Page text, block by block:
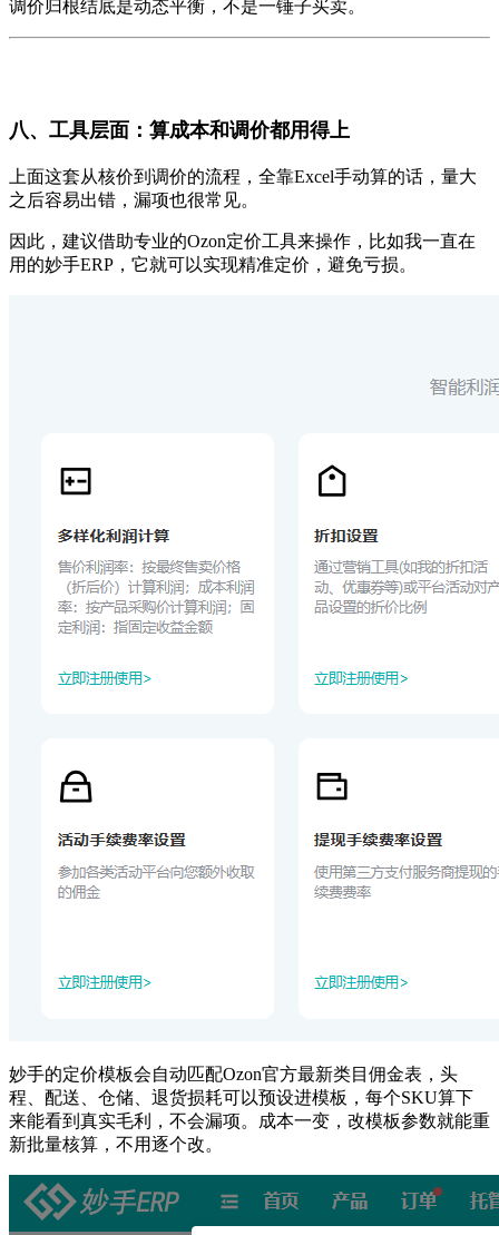
调价归根结底是动态平衡，不是一锤子买卖。
八、工具层面：算成本和调价都用得上
上面这套从核价到调价的流程，全靠Excel手动算的话，量大
之后容易出错，漏项也很常见。
因此，建议借助专业的Ozon定价工具来操作，比如我一直在
用的妙手ERP，它就可以实现精准定价，避免亏损。
妙手的定价模板会自动匹配Ozon官方最新类目佣金表，头
程、配送、仓储、退货损耗可以预设进模板，每个SKU算下
来能看到真实毛利，不会漏项。成本一变，改模板参数就能重
新批量核算，不用逐个改。